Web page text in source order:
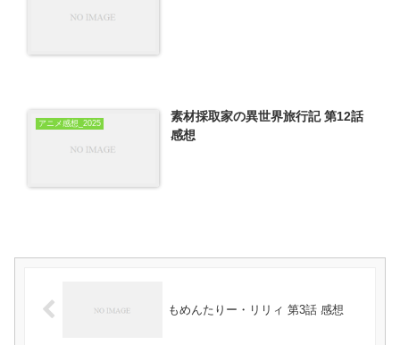
アニメ感想_2025
素材採取家の異世界旅行記 第12話
感想
もめんたりー・リリィ 第3話 感想